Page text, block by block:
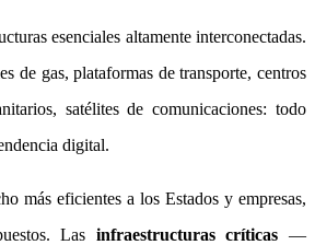
esenciales altamente interconectadas.
de gas, plataformas de transporte, centros
satélites de comunicaciones: todo
digital.
más eficientes a los Estados y empresas,
Las infraestructuras críticas —